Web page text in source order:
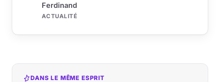
Ferdinand
ACTUALITÉ
DANS LE MÊME ESPRIT